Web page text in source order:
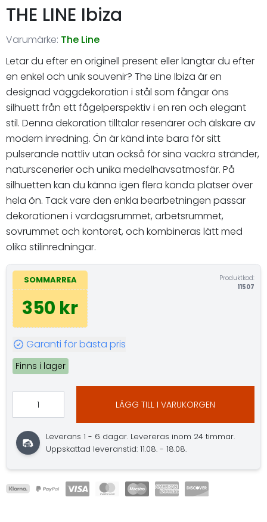
THE LINE Ibiza
Varumärke: The Line
Letar du efter en originell present eller längtar du efter
en enkel och unik souvenir? The Line Ibiza är en
designad väggdekoration i stål som fångar öns
silhuett från ett fågelperspektiv i en ren och elegant
stil. Denna dekoration tilltalar resenärer och älskare av
modern inredning. Ön är känd inte bara för sitt
pulserande nattliv utan också för sina vackra stränder,
naturscenerier och unika medelhavsatmosfär. På
silhuetten kan du känna igen flera kända platser över
hela ön. Tack vare den enkla bearbetningen passar
dekorationen i vardagsrummet, arbetsrummet,
sovrummet och kontoret, och kombineras lätt med
olika stilinredningar.
SOMMARREA
350 kr
Produktkod:
11507
Garanti för bästa pris
Finns i lager
LÄGG TILL I VARUKORGEN
Leverans 1 - 6 dagar. Levereras inom 24 timmar.
Uppskattad leveranstid: 11.08. - 18.08.